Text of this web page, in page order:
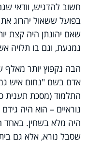
חשוב להדגיש, וודאי
בפועל ששאול יהרוג
שאם יהונתן היה קצת
נמנעת, וגם בו תלויה
הבה נקפוץ יותר
אדם בשם "נחום איש
התלמוד (מסכת תענית
נוראיים – הוא היה גידם
היה מלא בשחין.
שסבל נורא, אלא גם